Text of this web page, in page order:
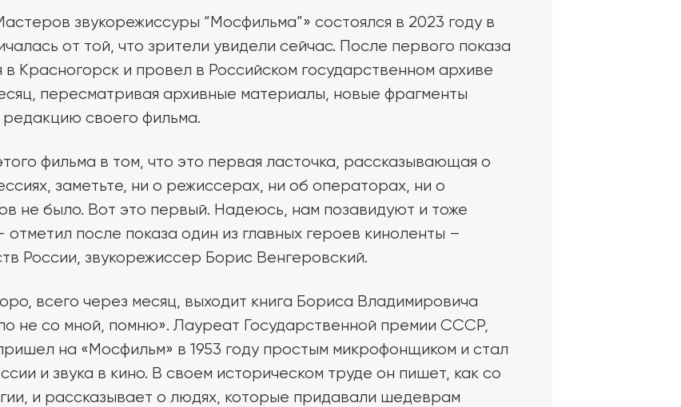
звукорежиссуры “Мосфильма”» состоялся в 2023 году в
от той, что зрители увидели сейчас. После первого показа
Красногорск и провел в Российском государственном архиве
пересматривая архивные материалы, новые фрагменты
своего фильма.
фильма в том, что это первая ласточка, рассказывающая о
заметьте, ни о режиссерах, ни об операторах, ни о
не было. Вот это первый. Надеюсь, нам позавидуют и тоже
после показа один из главных героев киноленты –
России, звукорежиссер Борис Венгеровский.
всего через месяц, выходит книга Бориса Владимировича
не со мной, помню». Лауреат Государственной премии СССР,
на «Мосфильм» в 1953 году простым микрофонщиком и стал
и звука в кино. В своем историческом труде он пишет, как со
и рассказывает о людях, которые придавали шедеврам